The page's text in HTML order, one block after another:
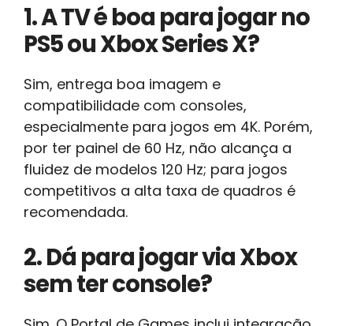
1. A TV é boa para jogar no
PS5 ou Xbox Series X?
Sim, entrega boa imagem e
compatibilidade com consoles,
especialmente para jogos em 4K. Porém,
por ter painel de 60 Hz, não alcança a
fluidez de modelos 120 Hz; para jogos
competitivos a alta taxa de quadros é
recomendada.
2. Dá para jogar via Xbox
sem ter console?